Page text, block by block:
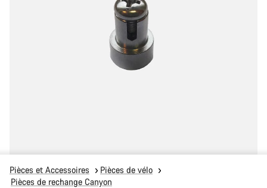
Pièces et Accessoires
Pièces de vélo
Pièces de rechange Canyon